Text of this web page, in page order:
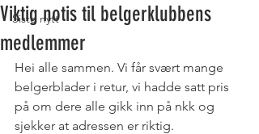
Siste nytt
Viktig notis til belgerklubbens
medlemmer
Hei alle sammen. Vi får svært mange
belgerblader i retur, vi hadde satt pris
på om dere alle gikk inn på nkk og
sjekker at adressen er riktig.